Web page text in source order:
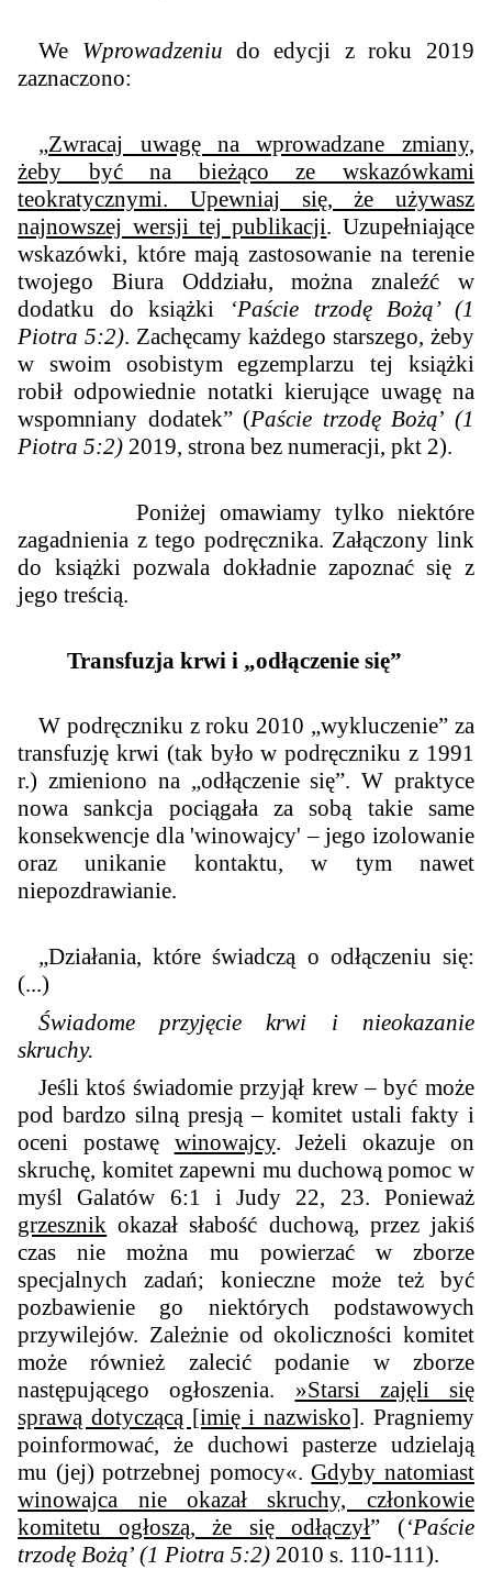
We Wprowadzeniu do edycji z roku 2019
zaznaczono:
„Zwracaj uwagę na wprowadzane zmiany,
żeby być na bieżąco ze wskazówkami
teokratycznymi. Upewniaj się, że używasz
najnowszej wersji tej publikacji. Uzupełniające
wskazówki, które mają zastosowanie na terenie
twojego Biura Oddziału, można znaleźć w
dodatku do książki
‘Paście trzodę Bożą’ (1
Piotra 5:2). Zachęcamy każdego starszego, żeby
w swoim osobistym egzemplarzu tej książki
robił odpowiednie notatki kierujące uwagę na
wspomniany dodatek” (Paście trzodę Bożą’ (1
Piotra 5:2) 2019, strona bez numeracji, pkt 2).
Poniżej omawiamy tylko niektóre
zagadnienia z tego podręcznika. Załączony link
do książki pozwala dokładnie zapoznać się z
jego treścią.
Transfuzja krwi i „odłączenie się”
W podręczniku z roku 2010 „wykluczenie” za
transfuzję krwi (tak było w podręczniku z 1991
r.) zmieniono na „odłączenie się”. W praktyce
nowa sankcja pociągała za sobą takie same
konsekwencje dla 'winowajcy' – jego izolowanie
oraz unikanie kontaktu, w tym nawet
niepozdrawianie.
„Działania, które świadczą o odłączeniu się:
(...)
Świadome przyjęcie krwi i nieokazanie
skruchy.
Jeśli ktoś świadomie przyjął krew – być może
pod bardzo silną presją – komitet ustali fakty i
oceni postawę winowajcy. Jeżeli okazuje on
skruchę, komitet zapewni mu duchową pomoc w
myśl Galatów 6:1 i Judy 22, 23. Ponieważ
grzesznik okazał słabość duchową, przez jakiś
czas nie można mu powierzać w zborze
specjalnych zadań; konieczne może też być
pozbawienie go niektórych podstawowych
przywilejów. Zależnie od okoliczności komitet
może również zalecić podanie w zborze
następującego ogłoszenia. »Starsi zajęli się
sprawą dotyczącą [imię i nazwisko]. Pragniemy
poinformować, że duchowi pasterze udzielają
mu (jej) potrzebnej pomocy«.Gdyby natomiast
winowajca nie okazał skruchy, członkowie
komitetu ogłoszą, że się odłączył” (‘Paście
trzodę Bożą’(1 Piotra 5:2) 2010 s. 110-111).